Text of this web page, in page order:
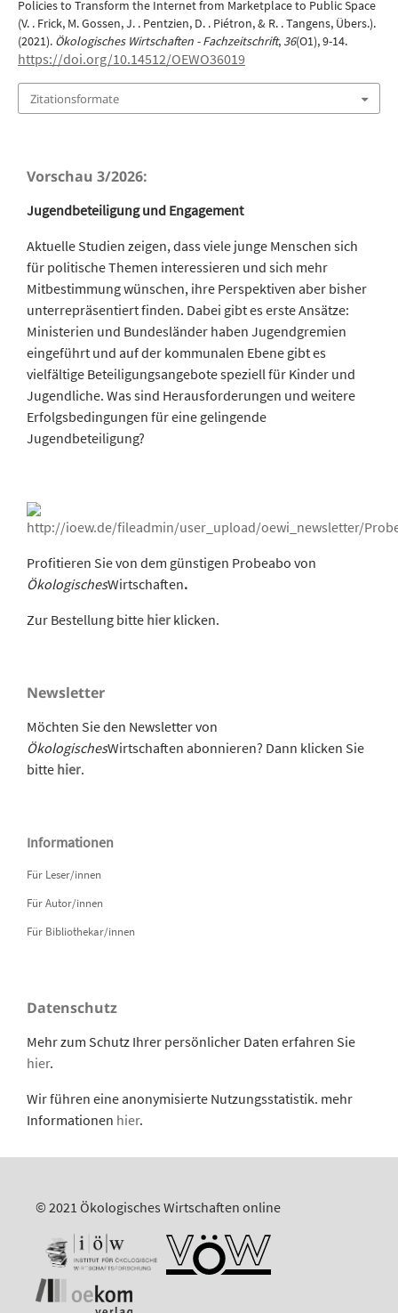
Policies to Transform the Internet from Marketplace to Public Space
(V. . Frick, M. Gossen, J. . Pentzien, D. . Piétron, & R. . Tangens, Übers.).
(2021). Ökologisches Wirtschaften - Fachzeitschrift, 36(O1), 9-14.
https://doi.org/10.14512/OEWO36019
Zitationsformate
Vorschau 3/2026:
Jugendbeteiligung und Engagement
Aktuelle Studien zeigen, dass viele junge Menschen sich
für politische Themen interessieren und sich mehr
Mitbestimmung wünschen, ihre Perspektiven aber bisher
unterrepräsentiert finden. Dabei gibt es erste Ansätze:
Ministerien und Bundesländer haben Jugendgremien
eingeführt und auf der kommunalen Ebene gibt es
vielfältige Beteiligungsangebote speziell für Kinder und
Jugendliche. Was sind Herausforderungen und weitere
Erfolgsbedingungen für eine gelingende
Jugendbeteiligung?
Profitieren Sie von dem günstigen Probeabo von
ÖkologischesWirtschaften.
Zur Bestellung bitte hier klicken.
Newsletter
Möchten Sie den Newsletter von
ÖkologischesWirtschaften abonnieren? Dann klicken Sie
bitte hier.
Informationen
Für Leser/innen
Für Autor/innen
Für Bibliothekar/innen
Datenschutz
Mehr zum Schutz Ihrer persönlicher Daten erfahren Sie
hier.
Wir führen eine anonymisierte Nutzungsstatistik. mehr
Informationen hier.
© 2021 Ökologisches Wirtschaften online